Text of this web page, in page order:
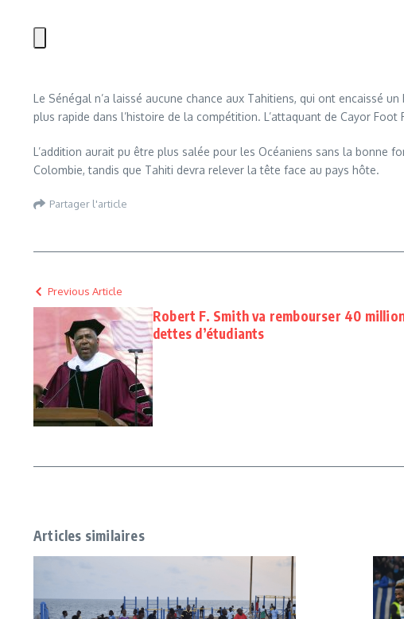
Le Sénégal n’a laissé aucune chance aux Tahitiens, qui ont encaissé
plus rapide dans l’histoire de la compétition. L’attaquant de Cayor Foot
L’addition aurait pu être plus salée pour les Océaniens sans la bonne
Colombie, tandis que Tahiti devra relever la tête face au pays hôte.
Partager l'article
Previous Article
Robert F. Smith va rembourser 40
dettes d’étudiants
Articles similaires